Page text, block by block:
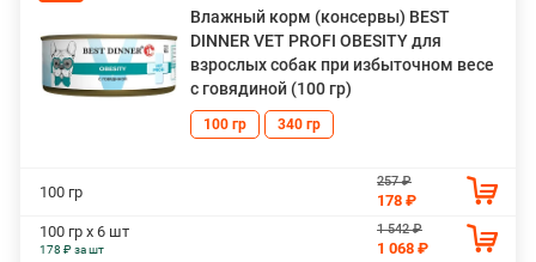
Влажный корм (консервы) BEST
DINNER VET PROFI OBESITY для
взрослых собак при избыточном весе
с говядиной (100 гр)
100 гр 340 гр
100 гр
257 ₽
178 ₽
100 гр х 6 шт
178 ₽ за шт
1 542 ₽
1 068 ₽